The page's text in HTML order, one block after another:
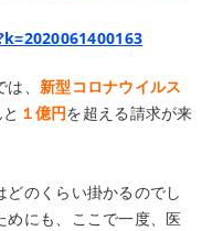
は、新型コロナウイルス
１億円を超える請求が来
のくらい掛かるのでし
めにも、ここで一度、医